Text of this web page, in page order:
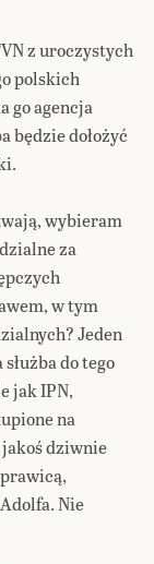
z uroczystych
polskich
go agencja
będzie dołożyć
wybieram
za
w tym
Jeden
do tego
jak IPN,
na
dziwnie
Nie